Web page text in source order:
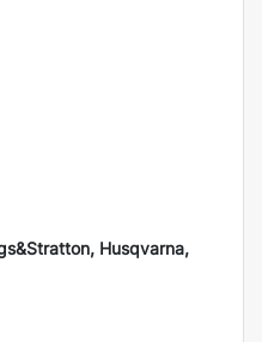
Husqvarna,